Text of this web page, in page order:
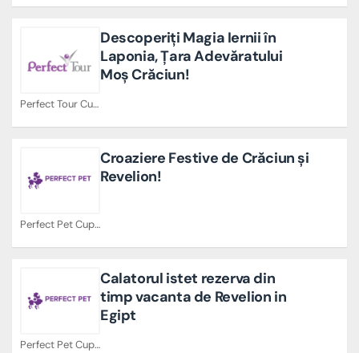
Perfect Tour Cupoane
Descoperiți Magia Iernii în
Laponia, Țara Adevăratului
Moș Crăciun!
Perfect Pet Cupoane
Croaziere Festive de Crăciun și
Revelion!
Perfect Pet Cupoane
Calatorul istet rezerva din
timp vacanta de Revelion in
Egipt